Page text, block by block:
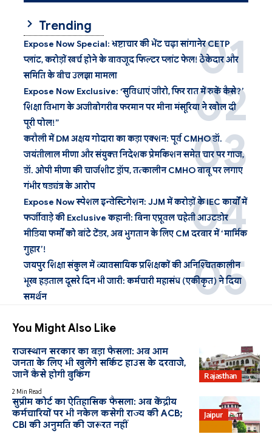
Trending
Expose Now Special: भ्रष्टाचार की भेंट चढ़ा सांगानेर CETP
प्लांट, करोड़ों खर्च होने के बावजूद फिल्टर प्लांट फेल! ठेकेदार और
समिति के बीच उलझा मामला
Expose Now Exclusive: ‘सुविधाएं जीरो, फिर रात में रुकें कैसे?’
शिक्षा विभाग के अजीबोगरीब फरमान पर मीना मंसूरिया ने खोल दी
पूरी पोल!”
करौली में DM अक्षय गोदारा का कड़ा एक्शन: पूर्व CMHO डॉ.
जयंतीलाल मीणा और संयुक्त निदेशक प्रेमकिशन समेत चार पर गाज,
डॉ. ओपी मीणा की चार्जशीट ड्रॉप, तत्कालीन CMHO बाबू पर लगाए
गंभीर षड्यंत्र के आरोप
Expose Now स्पेशल इन्वेस्टिगेशन: JJM में करोड़ों के IEC कार्यों में
फर्जीवाड़े की Exclusive कहानी: बिना एप्रूवल चहेती आउटडोर
मीडिया फर्मों को बांटे टेंडर, अब भुगतान के लिए CM दरबार में ‘मार्मिक
गुहार’!
जयपुर शिक्षा संकुल में व्यावसायिक प्रशिक्षकों की अनिश्चितकालीन
भूख हड़ताल दूसरे दिन भी जारी: कर्मचारी महासंघ (एकीकृत) ने दिया
समर्थन
You Might Also Like
Rajasthan
राजस्थान सरकार का बड़ा फैसला: अब आम
जनता के लिए भी खुलेंगे सर्किट हाउस के दरवाजे,
जानें कैसे होगी बुकिंग
2 Min Read
Jaipur
सुप्रीम कोर्ट का ऐतिहासिक फैसला: अब केंद्रीय
कर्मचारियों पर भी नकेल कसेगी राज्य की ACB;
CBI की अनुमति की जरूरत नहीं